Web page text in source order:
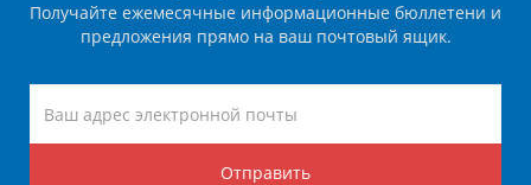
Получайте ежемесячные информационные бюллетени и
предложения прямо на ваш почтовый ящик.
Отправить